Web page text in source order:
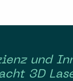
und
3D